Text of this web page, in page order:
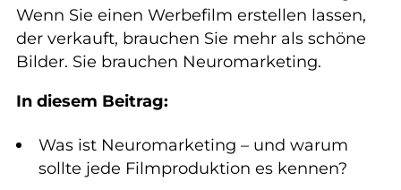
Wenn Sie einen Werbefilm erstellen lassen,
der verkauft, brauchen Sie mehr als schöne
Bilder. Sie brauchen Neuromarketing.
In diesem Beitrag:
Was ist Neuromarketing – und warum
sollte jede Filmproduktion es kennen?